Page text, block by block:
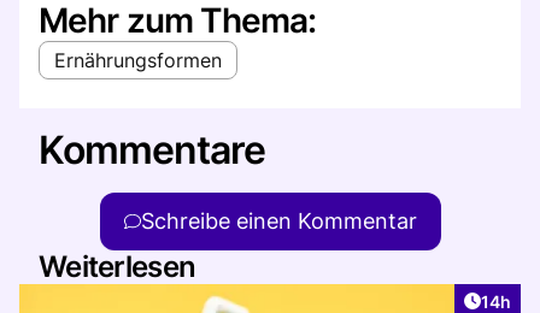
Mehr zum Thema:
Ernährungsformen
Kommentare
Schreibe einen Kommentar
Weiterlesen
Artikel
14h